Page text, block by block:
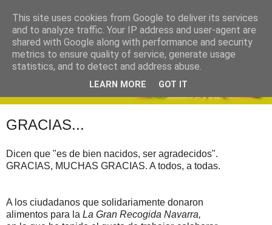
GRACIAS...
Dicen que "es de bien nacidos, ser agradecidos".
GRACIAS, MUCHAS GRACIAS. A todos, a todas.
A los ciudadanos que solidariamente donaron
alimentos para la La Gran Recogida Navarra,
This site uses cookies from Google to deliver its services
and to analyze traffic. Your IP address and user-agent are
shared with Google along with performance and security
metrics to ensure quality of service, generate usage
statistics, and to detect and address abuse.
LEARN MORE GOT IT